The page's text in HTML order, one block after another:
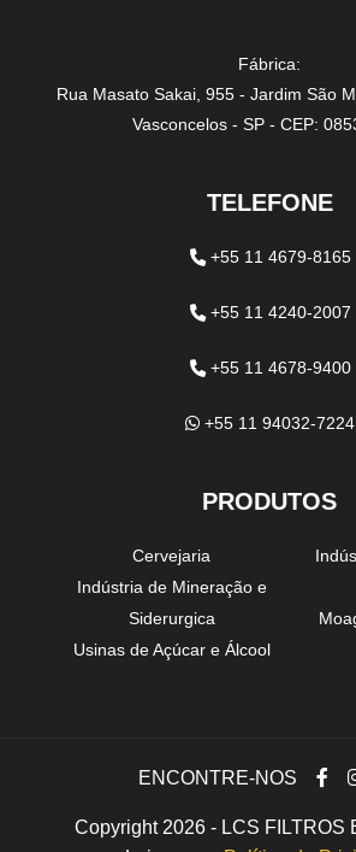
Fábrica:
Rua Masato Sakai, 955 - Jardim São
Vasconcelos - SP - CEP:
TELEFONE
+55 11 4679-8165
+55 11 4240-2007
+55 11 4678-9400
+55 11 94032-7224
PRODUTOS
Cervejaria
Indústria de Mineração e
Siderurgica
Usinas de Açúcar e Álcool
ENCONTRE-NOS
Copyright 2026 - LCS FILTROS